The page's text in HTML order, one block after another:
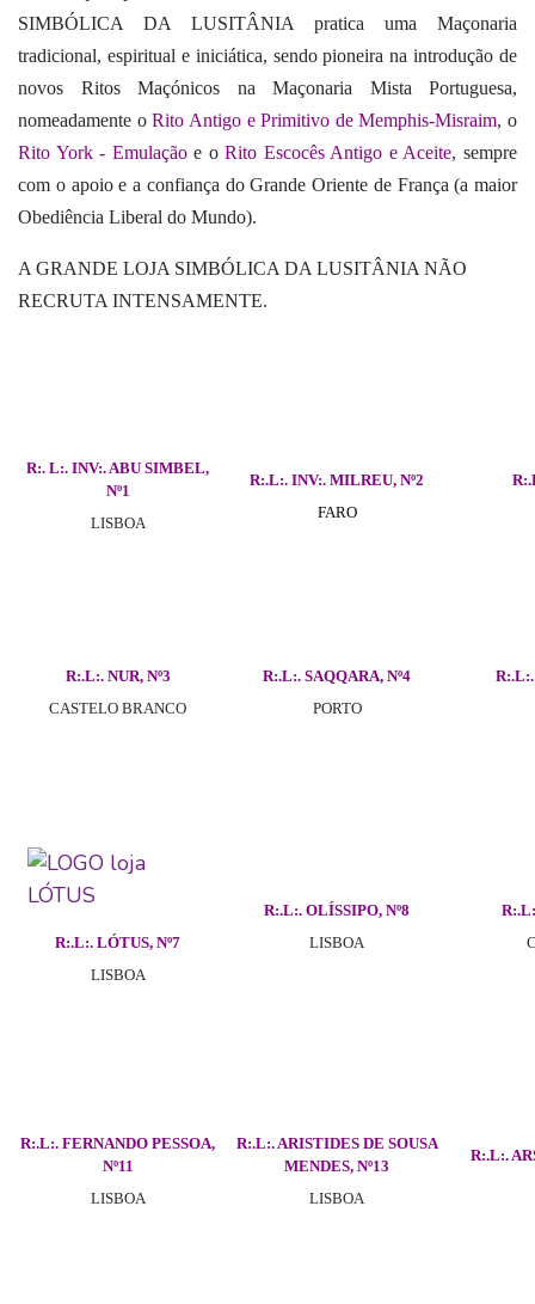
SIMBÓLICA DA LUSITÂNIA pratica uma Maçonaria
tradicional, espiritual e iniciática, sendo pioneira na introdução de
novos Ritos Maçónicos na Maçonaria Mista Portuguesa,
nomeadamente oRito Antigo e Primitivo de Memphis-Misraim, o
Rito York - Emulaçãoe oRito Escocês Antigo e Aceite, sempre
com o apoio e a confiança do Grande Oriente de França (a maior
Obediência Liberal do Mundo).
A GRANDE LOJA SIMBÓLICA DA LUSITÂNIA NÃO
RECRUTA INTENSAMENTE.
R:. L:. INV:.ABU SIMBEL,
Nº1
LISBOA
R:.L:. INV:. MILREU, Nº2
FARO
R:.L:. NUR, Nº3
CASTELO BRANCO
R:.L:. SAQQARA, Nº4
PORTO
R:.L:.
R:.L:. LÓTUS, Nº7
LISBOA
R:.L:. OLÍSSIPO, Nº8
LISBOA
R:.L:. FERNANDO PESSOA,
Nº11
LISBOA
R:.L:. ARISTIDES DE SOUSA
MENDES, Nº13
LISBOA
R:.L:.